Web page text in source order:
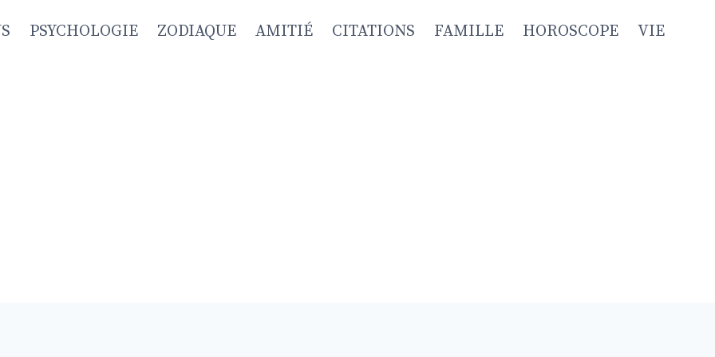
PSYCHOLOGIE ZODIAQUE AMITIÉ CITATIONS FAMILLE HOROSCOPE VIE